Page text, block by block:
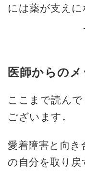
には薬が支えに
医師からの
ここまで読ん
ございます。
愛着障害と向
の自分を取り